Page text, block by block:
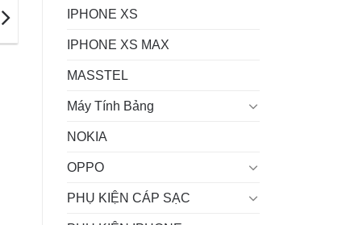
IPHONE XS
IPHONE XS MAX
MASSTEL
Máy Tính Bảng
NOKIA
OPPO
PHỤ KIỆN CÁP SẠC